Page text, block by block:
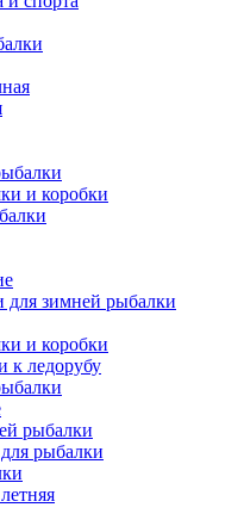
и коробки
для зимней рыбалки
и коробки
к ледорубу
рыбалки
рыбалки